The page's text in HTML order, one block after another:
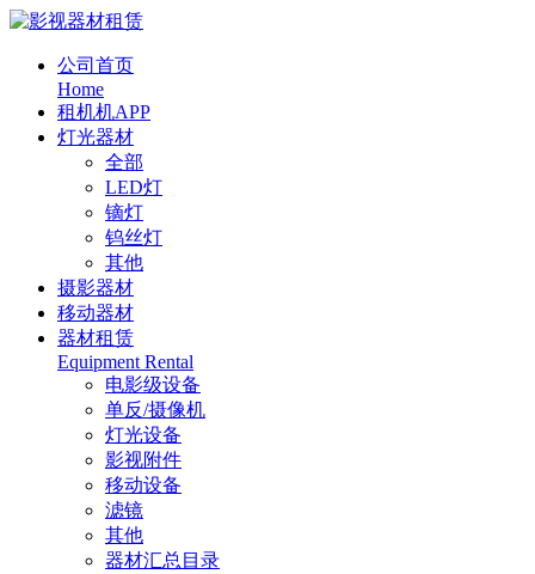
公司首页
Home
租机机APP
灯光器材
全部
LED灯
镝灯
钨丝灯
其他
摄影器材
移动器材
器材租赁
Equipment Rental
电影级设备
单反/摄像机
灯光设备
影视附件
移动设备
滤镜
其他
器材汇总目录